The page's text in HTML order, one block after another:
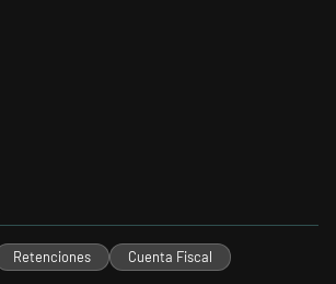
Retenciones Cuenta Fiscal